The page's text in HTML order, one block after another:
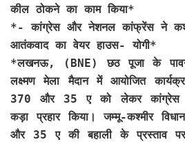
कील ठोकने का काम किया*
*- कांग्रेस और नेशनल कांफ्रेंस ने
आतंकवाद का वेयर हाउस- योगी*
*लखनऊ, (BNE)
छठ पूजा के
लक्ष्मण मेला मैदान में आयोजित
370 और 35 ए को लेकर कांग्रेस
कड़ा प्रहार किया। जम्मू-कश्मीर
और 35 ए की बहाली के प्रस्ताव